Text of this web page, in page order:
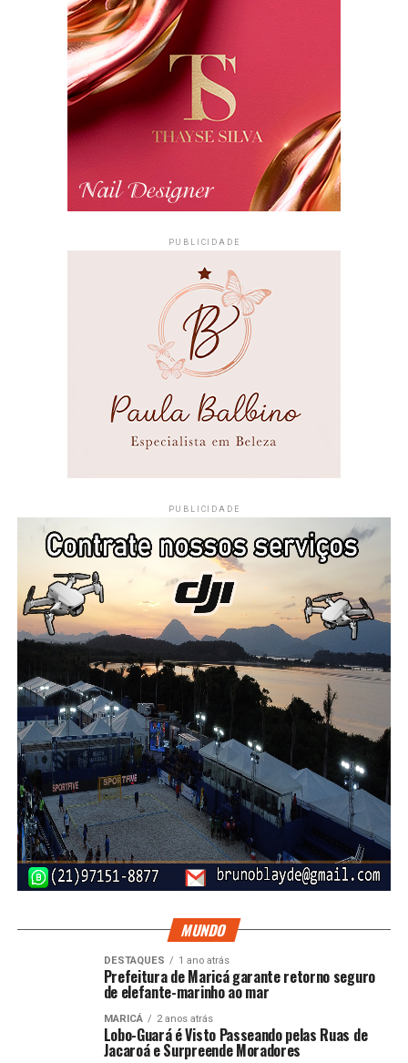
PUBLICIDADE
PUBLICIDADE
MUNDO
DESTAQUES 1 ano atrás
Prefeitura de Maricá garante retorno seguro
de elefante-marinho ao mar
MARICÁ 2 anos atrás
Lobo-Guará é Visto Passeando pelas Ruas de
Jacaroá e Surpreende Moradores